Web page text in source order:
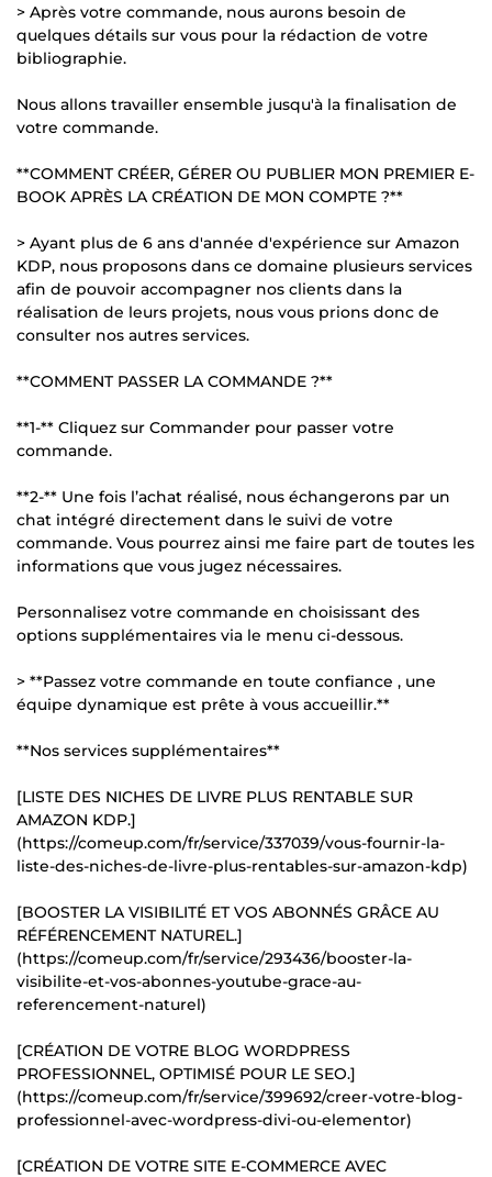
> Après votre commande, nous aurons besoin de
quelques détails sur vous pour la rédaction de votre
bibliographie.
Nous allons travailler ensemble jusqu'à la finalisation de
votre commande.
**COMMENT CRÉER, GÉRER OU PUBLIER MON PREMIER E-
BOOK APRÈS LA CRÉATION DE MON COMPTE ?**
> Ayant plus de 6 ans d'année d'expérience sur Amazon
KDP, nous proposons dans ce domaine plusieurs services
afin de pouvoir accompagner nos clients dans la
réalisation de leurs projets, nous vous prions donc de
consulter nos autres services.
**COMMENT PASSER LA COMMANDE ?**
**1-** Cliquez sur Commander pour passer votre
commande.
**2-** Une fois l’achat réalisé, nous échangerons par un
chat intégré directement dans le suivi de votre
commande. Vous pourrez ainsi me faire part de toutes les
informations que vous jugez nécessaires.
Personnalisez votre commande en choisissant des
options supplémentaires via le menu ci-dessous.
> **Passez votre commande en toute confiance , une
équipe dynamique est prête à vous accueillir.**
**Nos services supplémentaires**
[LISTE DES NICHES DE LIVRE PLUS RENTABLE SUR
AMAZON KDP.]
(https://comeup.com/fr/service/337039/vous-fournir-la-
liste-des-niches-de-livre-plus-rentables-sur-amazon-kdp)
[BOOSTER LA VISIBILITÉ ET VOS ABONNÉS GRÂCE AU
RÉFÉRENCEMENT NATUREL.]
(https://comeup.com/fr/service/293436/booster-la-
visibilite-et-vos-abonnes-youtube-grace-au-
referencement-naturel)
[CRÉATION DE VOTRE BLOG WORDPRESS
PROFESSIONNEL, OPTIMISÉ POUR LE SEO.]
(https://comeup.com/fr/service/399692/creer-votre-blog-
professionnel-avec-wordpress-divi-ou-elementor)
[CRÉATION DE VOTRE SITE E-COMMERCE AVEC